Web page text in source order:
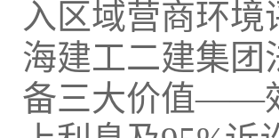
入区域营商环
海建工二建集团
备三大价值——